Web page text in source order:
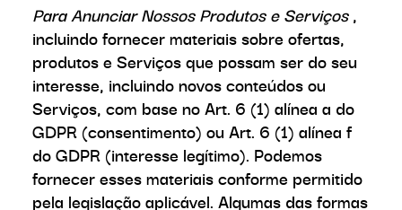
Para Anunciar Nossos Produtos e Serviços ,
incluindo fornecer materiais sobre ofertas,
produtos e Serviços que possam ser do seu
interesse, incluindo novos conteúdos ou
Serviços, com base no Art. 6 (1) alínea a do
GDPR (consentimento) ou Art. 6 (1) alínea f
do GDPR (interesse legítimo). Podemos
fornecer esses materiais conforme permitido
pela legislação aplicável. Algumas das formas